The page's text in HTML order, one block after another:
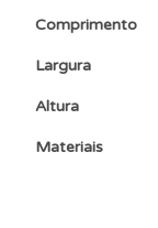
Comprimento
Largura
Altura
Materiais